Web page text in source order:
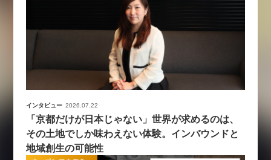
インタビュー 2026.07.22
「京都だけが日本じゃない」世界が求めるのは、
その土地でしか味わえない体験。インバウンドと
地域創生の可能性